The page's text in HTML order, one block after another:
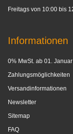
Freitags von 10:00 bis
Informationen
0% MwSt. ab 01. Januar
Zahlungsmöglichkeiten
Versandinformationen
Newsletter
Sitemap
FAQ